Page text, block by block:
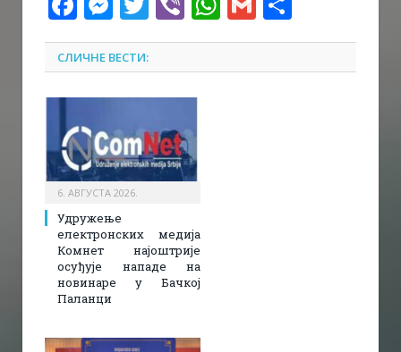
СЛИЧНЕ ВЕСТИ:
6. АВГУСТА 2026.
Удружење
електронских медија
Комнет најоштрије
осуђује нападе на
новинаре у Бачкој
Паланци